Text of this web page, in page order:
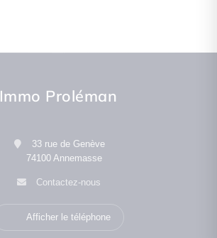
Immo Proléman
33 rue de Genève
74100 Annemasse
Contactez-nous
Afficher le téléphone